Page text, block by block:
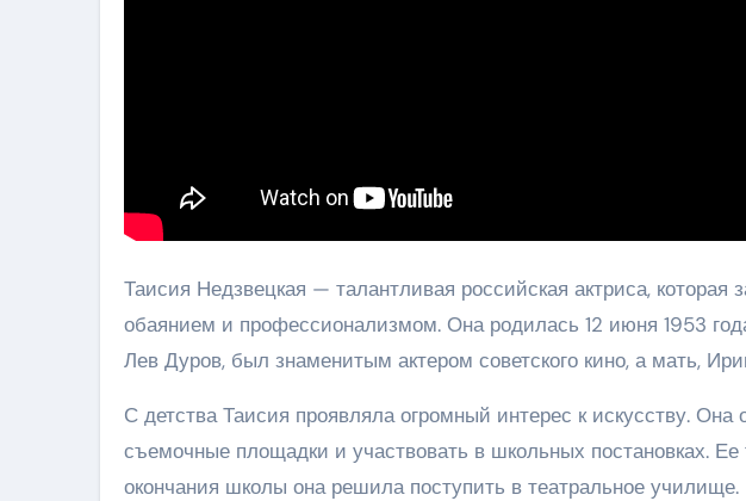
Таисия Недзвецкая — талантливая российская актриса, которая
обаянием и профессионализмом. Она родилась 12 июня 1953
Лев Дуров, был знаменитым актером советского кино, а мать,
С детства Таисия проявляла огромный интерес к искусству.
съемочные площадки и участвовать в школьных постановках.
окончания школы она решила поступить в театральное училище.